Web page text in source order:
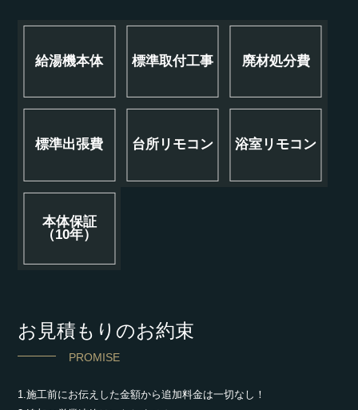
給湯機本体 標準取付工事 廃材処分費
標準出張費 台所リモコン 浴室リモコン
本体保証
（10年）
お見積もりのお約束
PROMISE
1.施工前にお伝えした金額から追加料金は一切なし！